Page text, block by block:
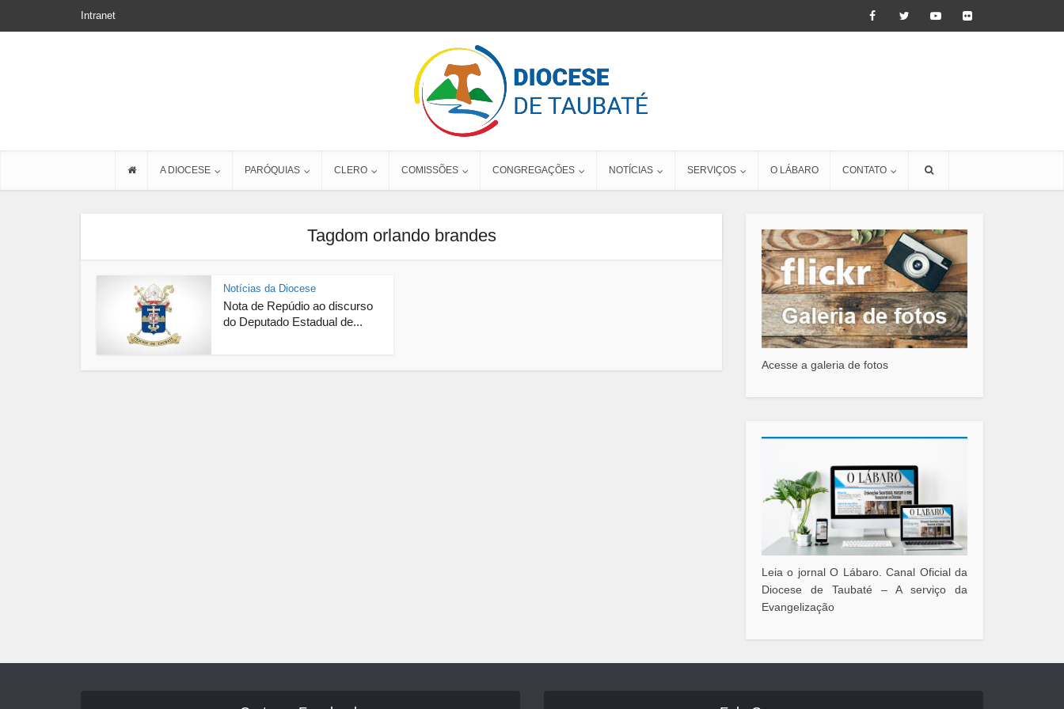
Intranet
A DIOCESE PARÓQUIAS CLERO COMISSÕES CONGREGAÇÕES NOTÍCIAS SERVIÇOS O LÁBARO CONTATO
Tagdom orlando brandes
Notícias da Diocese
Nota de Repúdio ao discurso
do Deputado Estadual de...
Acesse a galeria de fotos
Leia o jornal O Lábaro. Canal Oficial da
Diocese de Taubaté – A serviço da
Evangelização